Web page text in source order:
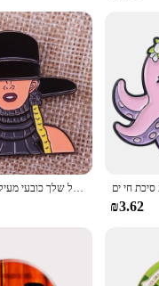
ביונסה אמייל סיכת תג סיכת נשים ביונסה להרוג באפי ציידת הערפדים ללבוש שלה על שלך כובעי מעילי חולצות שקיות
₪3.62